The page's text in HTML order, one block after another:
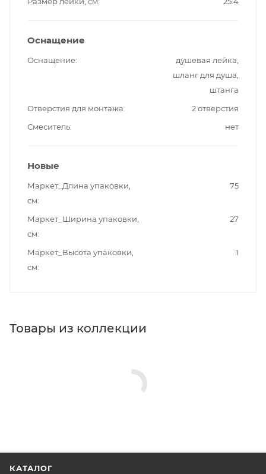
Оснащение
Оснащение
душевая лейка,
шланг для душа,
штанга
Отверстия для монтажа
2 отверстия
Смеситель
нет
Новые
Маркет_Длина упаковки,
см
75
Маркет_Ширина упаковки,
см
27
Маркет_Высота упаковки,
см
1
Товары из коллекции
КАТАЛОГ